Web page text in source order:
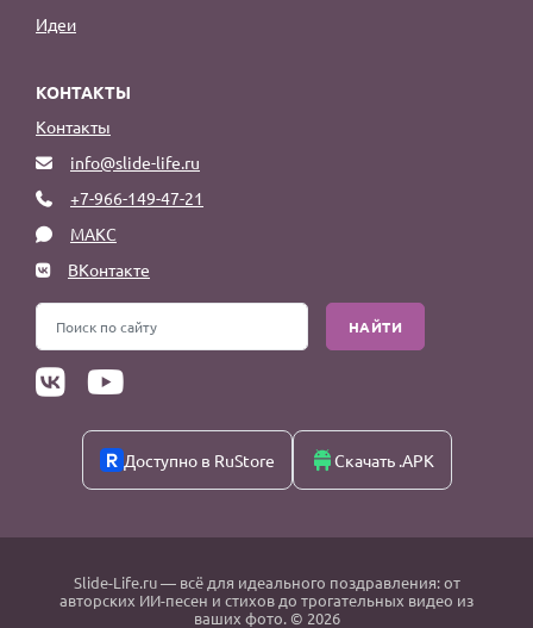
Идеи
КОНТАКТЫ
Контакты
info@slide-life.ru
+7-966-149-47-21
МАКС
ВКонтакте
НАЙТИ
Доступно в RuStore Скачать .APK
Slide-Life.ru— всё для идеального поздравления: от
авторских ИИ-песен и стихов до трогательных видео из
ваших фото. © 2026